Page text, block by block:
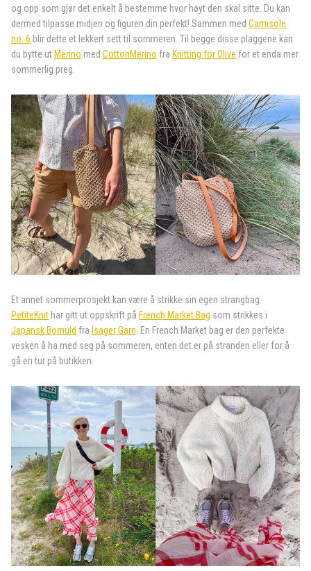
og opp som gjør det enkelt å bestemme hvor høyt den skal sitte. Du kan
dermed tilpasse midjen og figuren din perfekt! Sammen med Camisole
no. 6 blir dette et lekkert sett til sommeren. Til begge disse plaggene kan
du bytte ut Merino med CottonMerino fra Knitting for Olive for et enda mer
sommerlig preg.
Et annet sommerprosjekt kan være å strikke sin egen strangbag.
PetiteKnit har gitt ut oppskrift på French Market Bag som strikkes i
Japansk Bomuld fra Isager Garn . En French Market bag er den perfekte
vesken å ha med seg på sommeren, enten det er på stranden eller for å
gå en tur på butikken.